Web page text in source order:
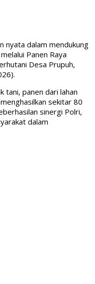
nyata dalam mendukung
Panen Raya
Desa Prupuh,
tani, panen dari lahan
sekitar 80
sinergi Polri,
dalam